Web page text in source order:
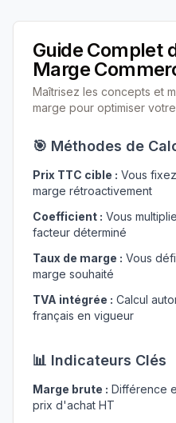
Guide Complet
Marge
Maîtrisez les concepts et
marge pour optimiser
🎯 Méthodes de
Prix TTC cible : Vous
marge rétroactivement
Coefficient : Vous
facteur déterminé
Taux de marge : Vous
marge souhaité
TVA intégrée : Calcul
français en vigueur
📊 Indicateurs Clés
Marge brute : Différence
prix d'achat HT